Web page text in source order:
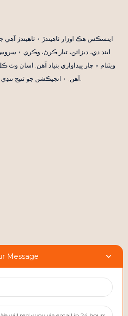
اينسڪس هڪ اوزار ٺاهيندڙ ۽ ٺاهيندڙ
اينڊ ڊي، ڊيزائن، تيار ڪرڻ، وڪري ۽
آهن. ۽ انجيڪشن جو ٽنيج ننڍي ۾ ننڍي 30 ٽن کان 2800 ٽن تائين.
گاڏين
گھر جو
سينگار جي پيڪنگ
Message